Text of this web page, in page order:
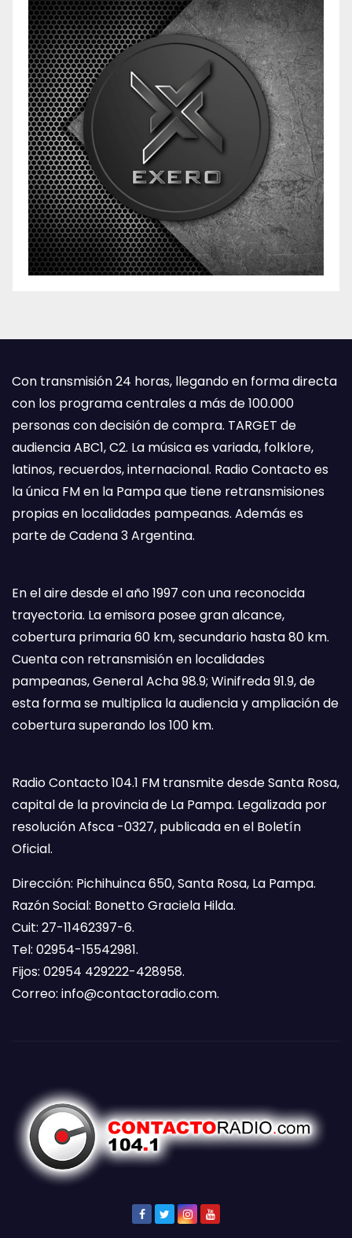
Con transmisión 24 horas, llegando en forma directa
con los programa centrales a más de 100.000
personas con decisión de compra. TARGET de
audiencia ABC1, C2. La música es variada, folklore,
latinos, recuerdos, internacional. Radio Contacto es
la única FM en la Pampa que tiene retransmisiones
propias en localidades pampeanas. Además es
parte de Cadena 3 Argentina.
En el aire desde el año 1997 con una reconocida
trayectoria. La emisora posee gran alcance,
cobertura primaria 60 km, secundario hasta 80 km.
Cuenta con retransmisión en localidades
pampeanas, General Acha 98.9; Winifreda 91.9, de
esta forma se multiplica la audiencia y ampliación de
cobertura superando los 100 km.
Radio Contacto 104.1 FM transmite desde Santa Rosa,
capital de la provincia de La Pampa. Legalizada por
resolución Afsca -0327, publicada en el Boletín
Oficial.
Dirección: Pichihuinca 650, Santa Rosa, La Pampa.
Razón Social: Bonetto Graciela Hilda.
Cuit: 27-11462397-6.
Tel: 02954-15542981.
Fijos: 02954 429222-428958.
Correo: info@contactoradio.com.